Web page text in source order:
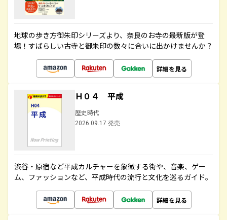
地球の歩き方御朱印シリーズより、奈良のお寺の最新版が登
場！すばらしい古寺と御朱印の数々に合いに出かけませんか？
詳細を見る
Ｈ０４ 平成
歴史時代
2026.09.17 発売
渋谷・原宿など平成カルチャーを象徴する街や、音楽、ゲー
ム、ファッションなど、平成時代の流行と文化を巡るガイド。
詳細を見る